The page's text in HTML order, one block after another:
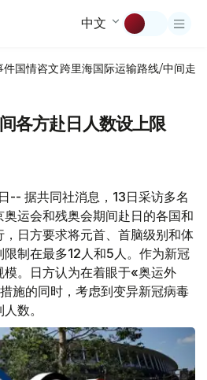
中文
件国情咨文跨里海国际运输路线/中间走廊
各方赴日人数设上限
-- 据共同社消息，13日采访多名
运会和残奥会期间赴日的各国和
日方要求将元首、首脑级别和体
制在最多12人和5人。作为新冠
。日方认为在着眼于«奥运外
施的同时，考虑到变异新冠病毒
数。